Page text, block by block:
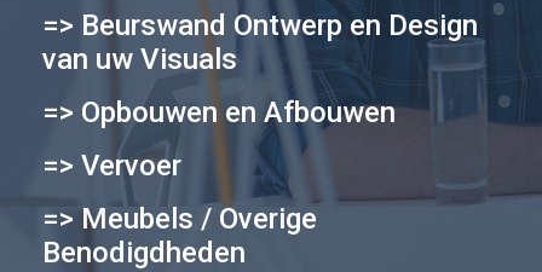
=> Beurswand Ontwerp en Design
van uw Visuals
=> Opbouwen en Afbouwen
=> Vervoer
=> Meubels / Overige
Benodigdheden